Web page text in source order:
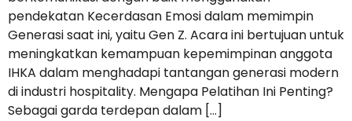
pendekatan Kecerdasan Emosi dalam memimpin
Generasi saat ini, yaitu Gen Z. Acara ini bertujuan untuk
meningkatkan kemampuan kepemimpinan anggota
IHKA dalam menghadapi tantangan generasi modern
di industri hospitality. Mengapa Pelatihan Ini Penting?
Sebagai garda terdepan dalam […]